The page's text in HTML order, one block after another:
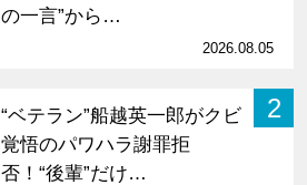
の一言”から…
2026.08.05
2
“ベテラン”船越英一郎がクビ
覚悟のパワハラ謝罪拒
否！“後輩”だけ…